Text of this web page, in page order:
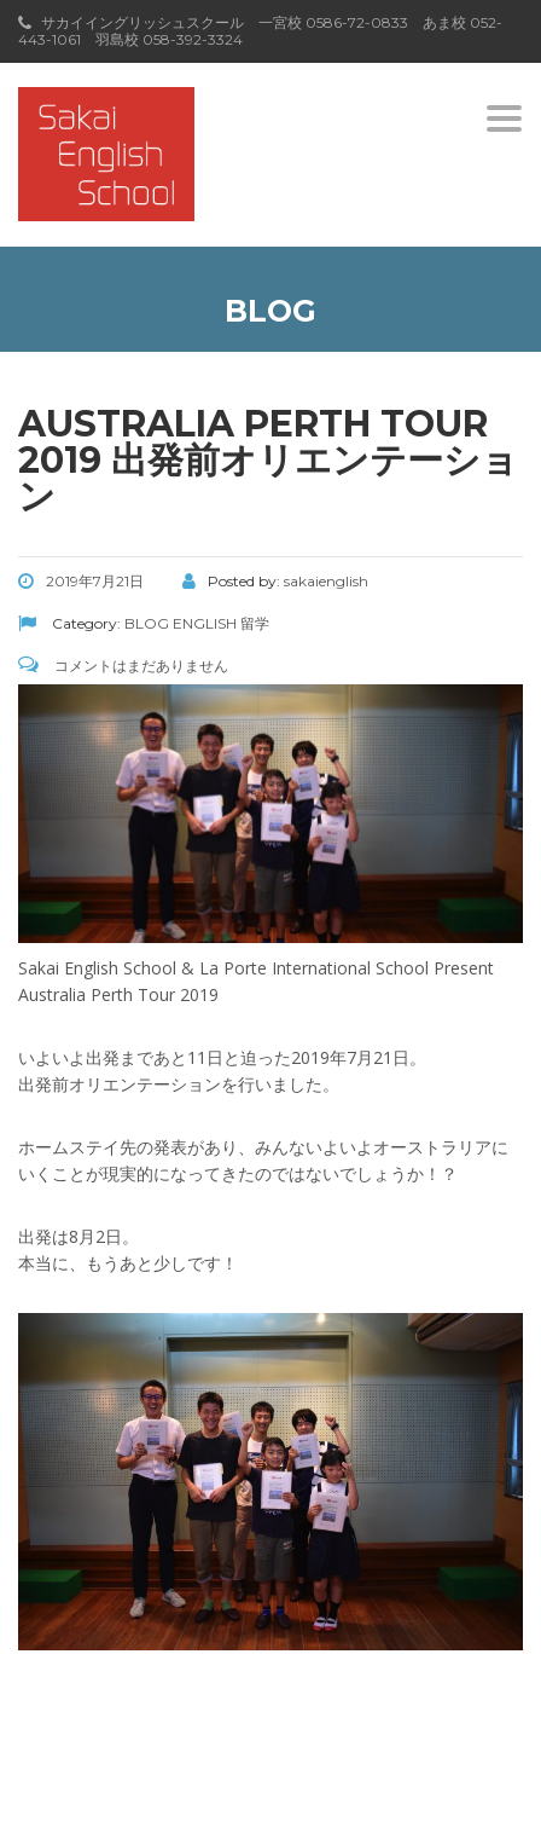
サカイイングリッシュスクール 一宮校 0586-72-0833 あま校 052-
443-1061 羽島校 058-392-3324
BLOG
AUSTRALIA PERTH TOUR
2019 出発前オリエンテーショ
ン
2019年7月21日 Posted by: sakaienglish
Category: BLOG ENGLISH 留学
コメントはまだありません
Sakai English School & La Porte International School Present
Australia Perth Tour 2019
いよいよ出発まであと11日と迫った2019年7月21日。
出発前オリエンテーションを行いました。
ホームステイ先の発表があり、みんないよいよオーストラリアに
いくことが現実的になってきたのではないでしょうか！？
出発は8月2日。
本当に、もうあと少しです！